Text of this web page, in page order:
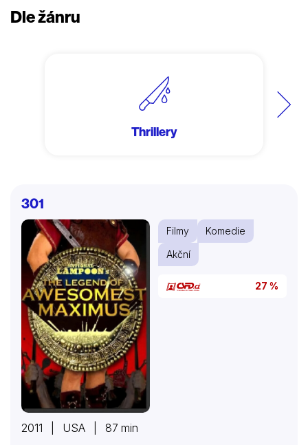
Dle žánru
Další
Thrillery
301
Filmy
Komedie
Akční
27 %
2011 | USA | 87 min